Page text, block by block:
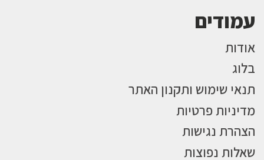
עמודים
אודות
בלוג
תנאי שימוש ותקנון האתר
מדיניות פרטיות
הצהרת נגישות
שאלות נפוצות